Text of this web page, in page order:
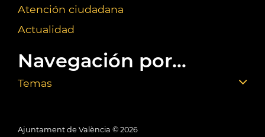
Atención ciudadana
Actualidad
Navegación por...
Temas
Ajuntament de València © 2026